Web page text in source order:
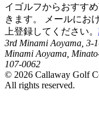
イゴルフからおすす
きます。 メールにお
上登録してください。
3rd Minami Aoyama, 3-
Minami Aoyama,
107-0062
© 2026 Callaway Golf
All rights reserved.